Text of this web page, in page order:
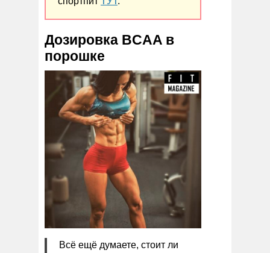
Дозировка BCAA в
порошке
Всё ещё думаете, стоит ли